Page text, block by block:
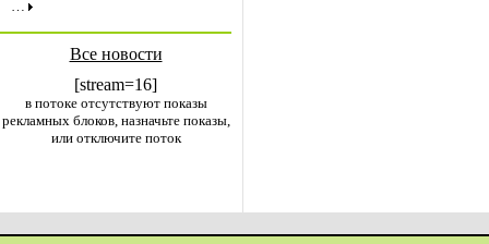
…
Все новости
[stream=16]
в потоке отсутствуют показы
рекламных блоков, назначьте показы,
или отключите поток